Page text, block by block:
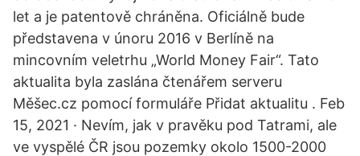
let a je patentově chráněna. Oficiálně bude
představena v únoru 2016 v Berlíně na
mincovním veletrhu „World Money Fair“. Tato
aktualita byla zaslána čtenářem serveru
Měšec.cz pomocí formuláře Přidat aktualitu . Feb
15, 2021 · Nevím, jak v pravěku pod Tatrami, ale
ve vyspělé ČR jsou pozemky okolo 1500-2000